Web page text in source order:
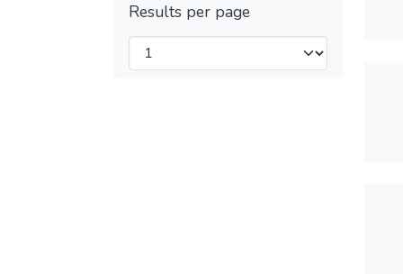
Results per page